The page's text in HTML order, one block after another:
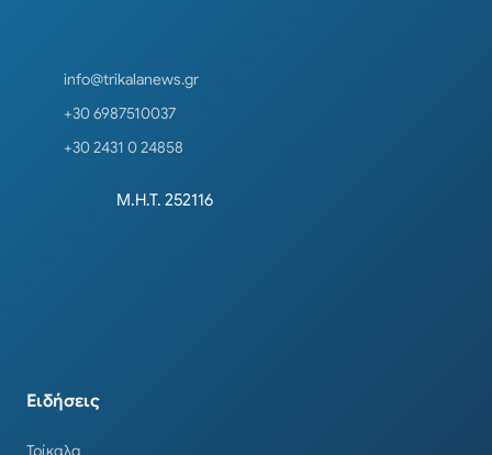
info@trikalanews.gr
+30 6987510037
+30 2431 0 24858
Μ.Η.Τ. 252116
Ειδήσεις
Τρίκαλα